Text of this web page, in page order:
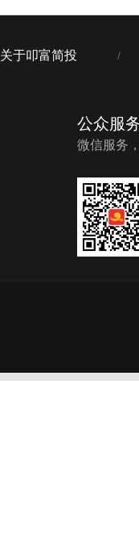
关于叩富简投 /
公众服
微信服务